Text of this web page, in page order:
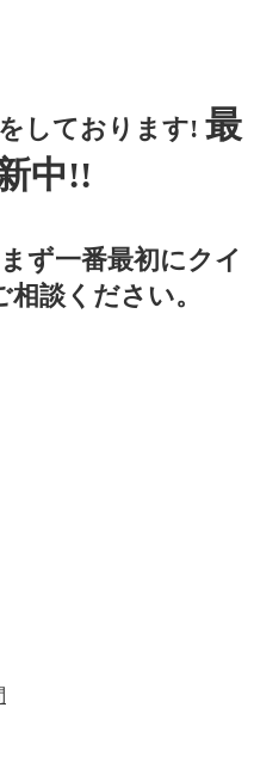
しております! 最
中!!
ず一番最初にクイ
談ください。